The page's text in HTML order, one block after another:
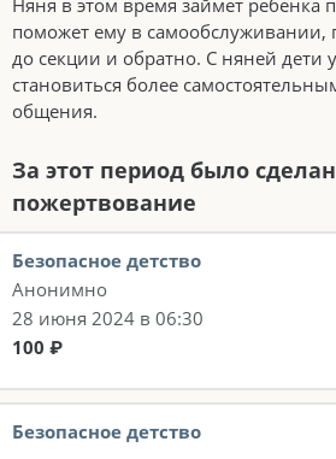
Няня в этом время займет ребенка
поможет ему в самообслуживании,
до секции и обратно. С няней дети
становиться более
общения.
За этот период было
пожертвование
Безопасное детство
Анонимно
28 июня 2024 в 06:30
100 ₽
Безопасное детство